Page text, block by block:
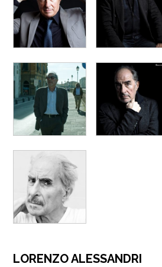
LORENZO ALESSANDRI